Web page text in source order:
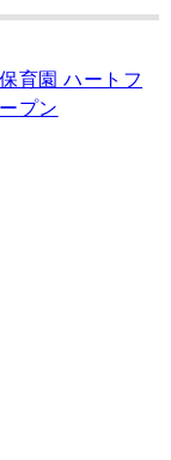
育園 ハートフ
プン